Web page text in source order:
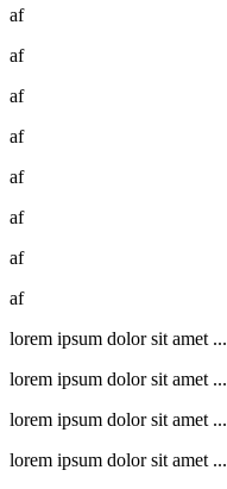
af
af
af
af
af
af
af
af
lorem ipsum dolor sit amet ...
lorem ipsum dolor sit amet ...
lorem ipsum dolor sit amet ...
lorem ipsum dolor sit amet ...